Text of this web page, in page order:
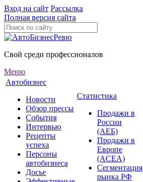
Вход на сайт Рассылка
Полная версия сайта
Свой среди профессионалов
Меню
Автобизнес
Новости
Обзор прессы
События
Интервью
Рецепты
успеха
Персоны
автобизнеса
Досье
Статистика
Продажи в
России
(АЕБ)
Продажи в
Европе
(ACEA)
Сегментация
рынка РФ